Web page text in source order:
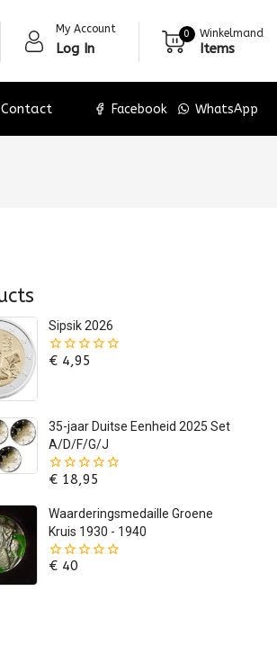
My Account
Log In
0 Winkelmand
Items
Contact Facebook WhatsApp
Sipsik 2026
0
€ 4,95
35-jaar Duitse Eenheid 2025 Set
A/D/F/G/J
0
de
5
€ 18,95
Waarderingsmedaille Groene
Kruis 1930 - 1940
0
€ 40